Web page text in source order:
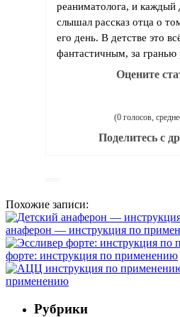
реаниматолога, и каждый
слышал рассказ отца о
его день. В детстве это
фантастичным, за гранью
Оцените
(0 голосов,
Поделитесь с
Похожие записи:
анаферон — инструкция по
форте: инструкция по применению
применению
Рубрики